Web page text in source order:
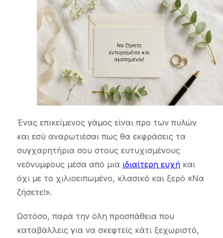
Ένας επικείμενος γάμος είναι προ των πυλών
και εσύ αναρωτιέσαι πως θα εκφράσεις τα
συγχαρητήρια σου στους ευτυχισμένους
νεόνυμφους μέσα από μια ιδιαίτερη ευχήκαι
όχι με το χιλιοειπωμένο, κλασικό και ξερό «Να
ζήσετε!».
Ωστόσο, παρά την όλη προσπάθεια που
καταβάλλεις για να σκεφτείς κάτι ξεχωριστό,